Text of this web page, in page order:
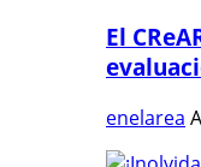
El
enelarea